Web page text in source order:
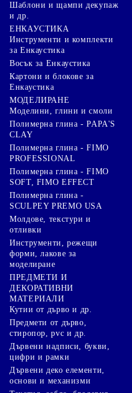
Шаблони и щампи декупаж
и др.
ЕНКАУСТИКА
Инструменти и комплекти
за Енкаустика
Восък за Енкаустика
Картони и блокове за
Енкаустика
МОДЕЛИРАНЕ
Моделини, глини и смоли
Полимерна глина - PAPA'S
CLAY
Полимерна глина - FIMO
PROFESSIONAL
Полимерна глина - FIMO
SOFT, FIMO EFFECT
Полимерна глина -
SCULPEY PREMO USA
Молдове, текстури и
отливки
Инструменти, режещи
форми, лакове за
моделиране
ПРЕДМЕТИ И
ДЕКОРАТИВНИ
МАТЕРИАЛИ
Кутии от дърво и др.
Предмети от дърво,
стиропор, pvc и др.
Дървени надписи, букви,
цифри и рамки
Дървени деко елементи,
основи и механизми